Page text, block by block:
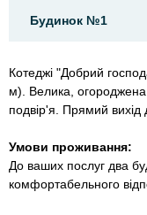
Будинок №1
Котеджі "Добрий
м). Велика, огороджена
подвір'я. Прямий вихід
Умови проживання:
До ваших послуг два
комфортабельного